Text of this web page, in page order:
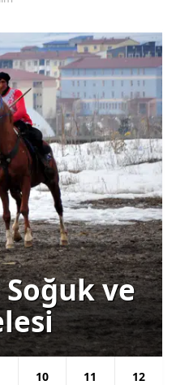
Bayburt
Karaman
Kırıkkale
Batman
Şırnak
Bartın
Ardahan
Iğdır
Yalova
Karabük
Kilis
Osmaniye
ve
10 11 12